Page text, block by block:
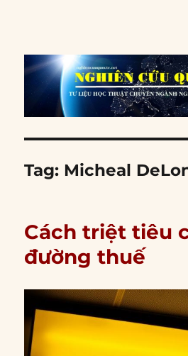
Tag: Micheal
Cách triệt tiêu
đường thuế